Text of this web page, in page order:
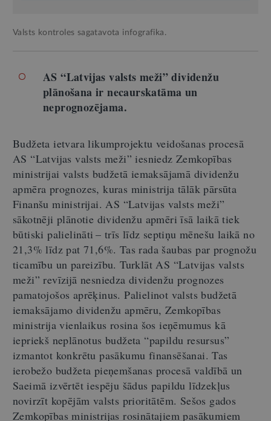
Valsts kontroles sagatavota infografika.
AS “Latvijas valsts meži” dividenžu
plānošana ir necaurskatāma un
neprognozējama.
Budžeta ietvara likumprojektu veidošanas procesā
AS “Latvijas valsts meži” iesniedz Zemkopības
ministrijai valsts budžetā iemaksājamā dividenžu
apmēra prognozes, kuras ministrija tālāk pārsūta
Finanšu ministrijai. AS “Latvijas valsts meži”
sākotnēji plānotie dividenžu apmēri īsā laikā tiek
būtiski palielināti – trīs līdz septiņu mēnešu laikā no
21,3% līdz pat 71,6%. Tas rada šaubas par prognožu
ticamību un pareizību. Turklāt AS “Latvijas valsts
meži” revīzijā nesniedza dividenžu prognozes
pamatojošos aprēķinus. Palielinot valsts budžetā
iemaksājamo dividenžu apmēru, Zemkopības
ministrija vienlaikus rosina šos ieņēmumus kā
iepriekš neplānotus budžeta “papildu resursus”
izmantot konkrētu pasākumu finansēšanai. Tas
ierobežo budžeta pieņemšanas procesā valdībā un
Saeimā izvērtēt iespēju šādus papildu līdzekļus
novirzīt kopējām valsts prioritātēm. Sešos gados
Zemkopības ministrijas rosinātajiem pasākumiem